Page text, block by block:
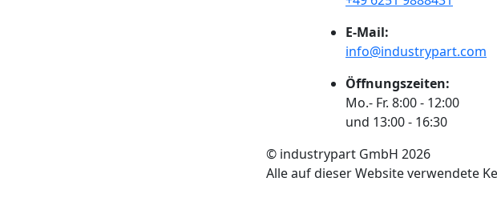
E-Mail:
info@industrypart.com
Öffnungszeiten:
Mo.- Fr. 8:00 - 12:00
und 13:00 - 16:30
© industrypart GmbH 2026
Alle auf dieser Website verwendete